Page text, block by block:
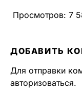
Просмотров: 7
ДОБАВИТЬ
Для отправки
авторизоваться.